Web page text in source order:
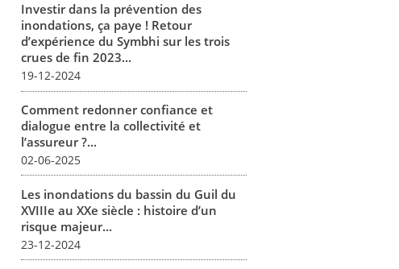
Investir dans la prévention des
inondations, ça paye ! Retour
d’expérience du Symbhi sur les trois
crues de fin 2023...
19-12-2024
Comment redonner confiance et
dialogue entre la collectivité et
l’assureur ?...
02-06-2025
Les inondations du bassin du Guil du
XVIIIe au XXe siècle : histoire d’un
risque majeur...
23-12-2024